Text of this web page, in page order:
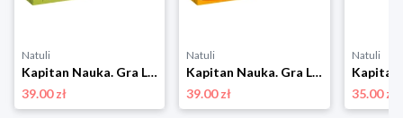
Natuli
Kapitan Nauka. Gra Loteryjka Zwierzęta 2+ Kapitan nauka
39.00 zł
Natuli
Kapitan Nauka. Gra Loteryjka. Kolory 2+ Kapitan nauka
39.00 zł
Natuli
35.00 zł